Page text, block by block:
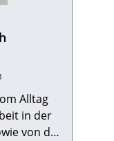
Alltag
in der
von der